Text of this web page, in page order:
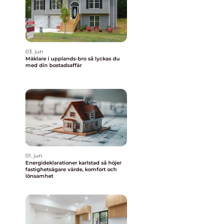
03. jun
Mäklare i upplands-bro så lyckas du
med din bostadsaffär
01. jun
Energideklarationer karlstad så höjer
fastighetsägare värde, komfort och
lönsamhet